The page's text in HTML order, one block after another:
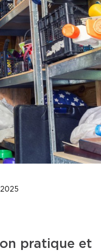
pratique et